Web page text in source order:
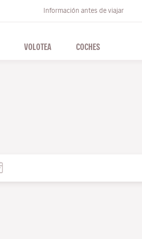
Información antes de viajar
VOLOTEA COCHES